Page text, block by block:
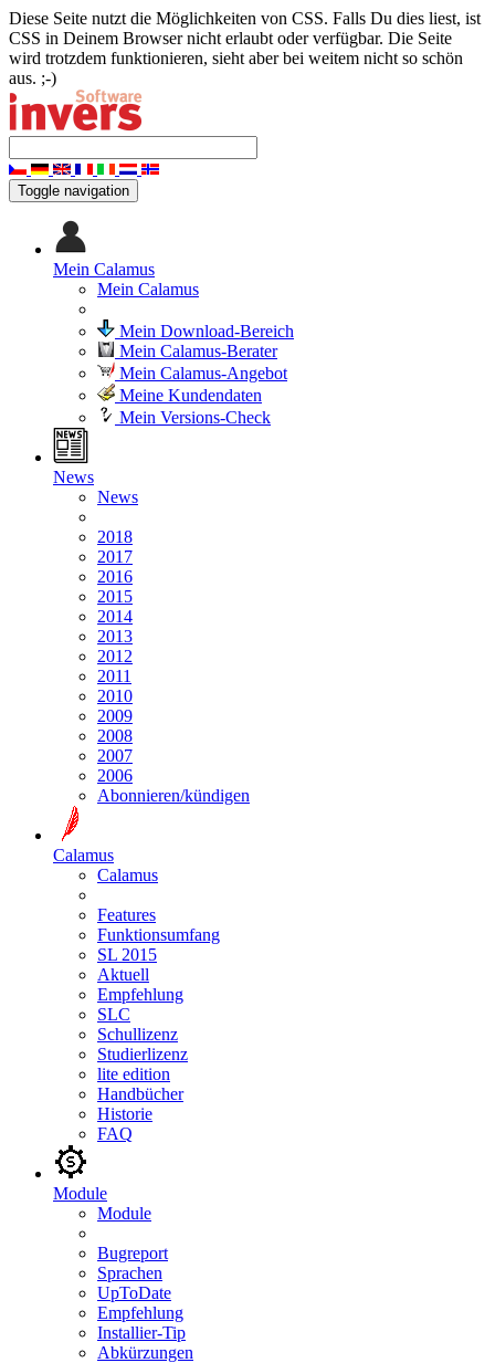
Diese Seite nutzt die Möglichkeiten von CSS. Falls Du dies liest, ist
CSS in Deinem Browser nicht erlaubt oder verfügbar. Die Seite
wird trotzdem funktionieren, sieht aber bei weitem nicht so schön
aus. ;-)
Toggle navigation
Mein Calamus
Mein Calamus
Mein Download-Bereich
Mein Calamus-Berater
Mein Calamus-Angebot
Meine Kundendaten
Mein Versions-Check
News
News
2018
2017
2016
2015
2014
2013
2012
2011
2010
2009
2008
2007
2006
Abonnieren/kündigen
Calamus
Calamus
Features
Funktionsumfang
SL 2015
Aktuell
Empfehlung
SLC
Schullizenz
Studierlizenz
lite edition
Handbücher
Historie
FAQ
Module
Module
Bugreport
Sprachen
UpToDate
Empfehlung
Installier-Tip
Abkürzungen